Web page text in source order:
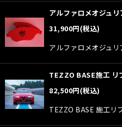
アルファロメオジュ
31,900円(税込)
アルファロメオジュ
TEZZO BASE施工 リ
82,500円(税込)
TEZZO BASE 施工リ